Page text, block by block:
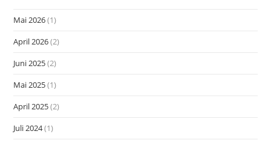
Mai 2026(1)
April 2026(2)
Juni 2025(2)
Mai 2025(1)
April 2025(2)
Juli 2024(1)